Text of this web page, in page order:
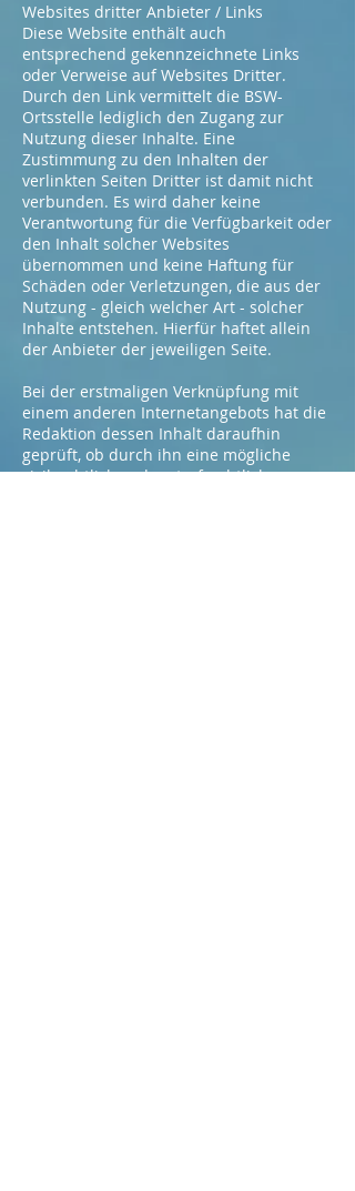
Websites dritter Anbieter / Links
Diese Website enthält auch
entsprechend gekennzeichnete Links
oder Verweise auf Websites Dritter.
Durch den Link vermittelt die BSW-
Ortsstelle lediglich den Zugang zur
Nutzung dieser Inhalte. Eine
Zustimmung zu den Inhalten der
verlinkten Seiten Dritter ist damit nicht
verbunden. Es wird daher keine
Verantwortung für die Verfügbarkeit oder
den Inhalt solcher Websites
übernommen und keine Haftung für
Schäden oder Verletzungen, die aus der
Nutzung - gleich welcher Art - solcher
Inhalte entstehen. Hierfür haftet allein
der Anbieter der jeweiligen Seite.
Bei der erstmaligen Verknüpfung mit
einem anderen Internetangebots hat die
Redaktion dessen Inhalt daraufhin
geprüft, ob durch ihn eine mögliche
zivilrechtliche oder strafrechtliche